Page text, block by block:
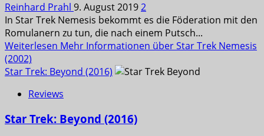
Reinhard Prahl 9. August 20192
In Star Trek Nemesis bekommt es die Föderation mit den
Romulanern zu tun, die nach einem Putsch...
Weiterlesen Mehr Informationen über Star Trek Nemesis
(2002)
Star Trek: Beyond (2016)
Reviews
Star Trek: Beyond (2016)